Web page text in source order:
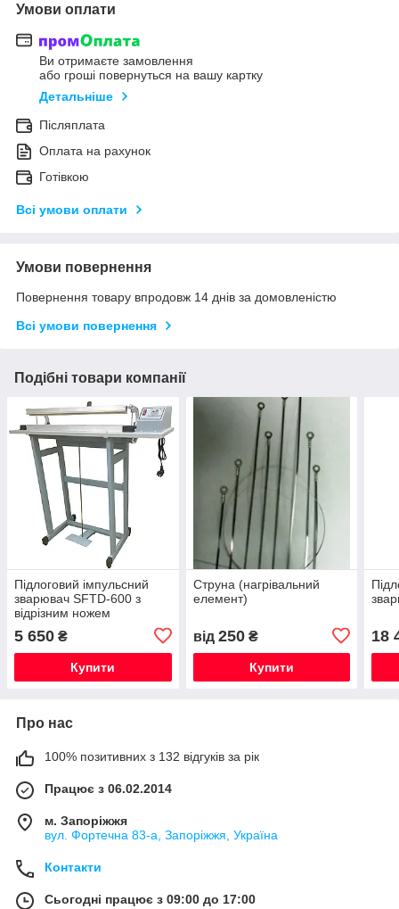
Умови оплати
Ви отримаєте замовлення
або гроші повернуться на вашу картку
Детальніше
Післяплата
Оплата на рахунок
Готівкою
Всі умови оплати
Умови повернення
Повернення товару впродовж 14 днів за домовленістю
Всі умови повернення
Подібні товари компанії
Підлоговий імпульсний
зварювач SFTD-600 з
відрізним ножем
5 650 ₴
Купити
Струна (нагрівальний
елемент)
від 250₴
Купити
18
Про нас
100% позитивних з 132 відгуків за рік
Працює з 06.02.2014
м. Запоріжжя
вул. Фортечна 83-а, Запоріжжя, Україна
Контакти
Сьогодні працює з 09:00 до 17:00